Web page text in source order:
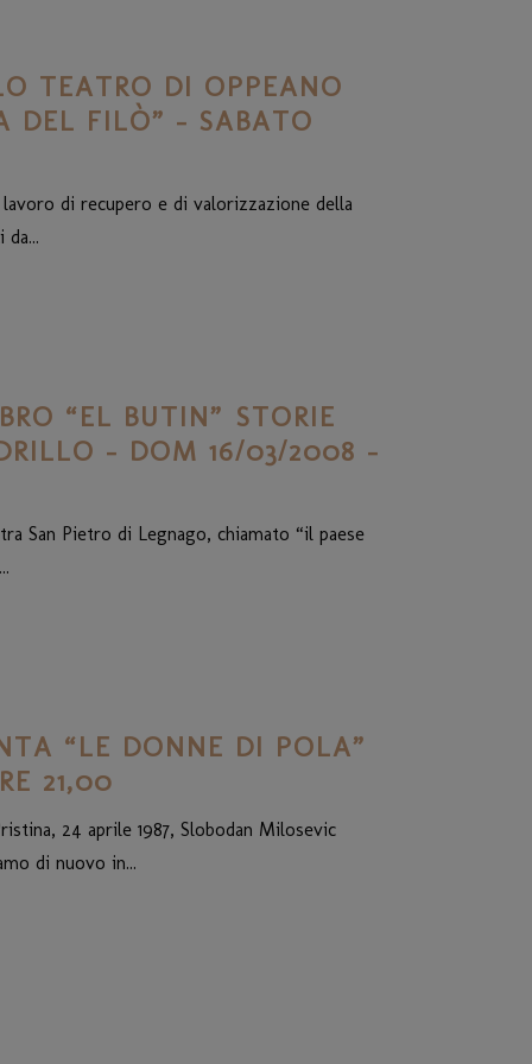
TEATRO DI OPPEANO
DEL FILÒ” – SABATO
di recupero e di valorizzazione della
“EL BUTIN” STORIE
– DOM 16/03/2008 –
San Pietro di Legnago, chiamato “il paese
“LE DONNE DI POLA”
21,00
24 aprile 1987, Slobodan Milosevic
di nuovo in...